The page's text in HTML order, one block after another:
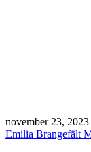
november 23, 2023
Emilia Brangefält